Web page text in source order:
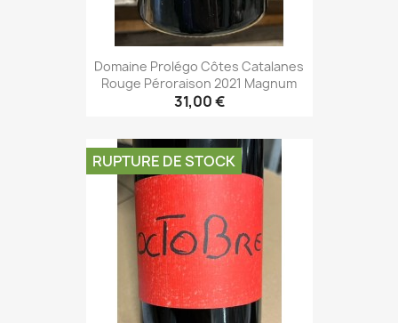
Domaine Prolégo Côtes Catalanes
Rouge Péroraison 2021 Magnum
31,00 €
RUPTURE DE STOCK